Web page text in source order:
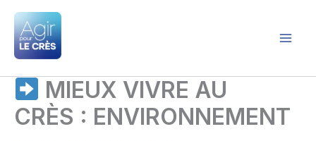
Aller
contenu
MIEUX VIVRE AU
CRÈS : ENVIRONNEMENT